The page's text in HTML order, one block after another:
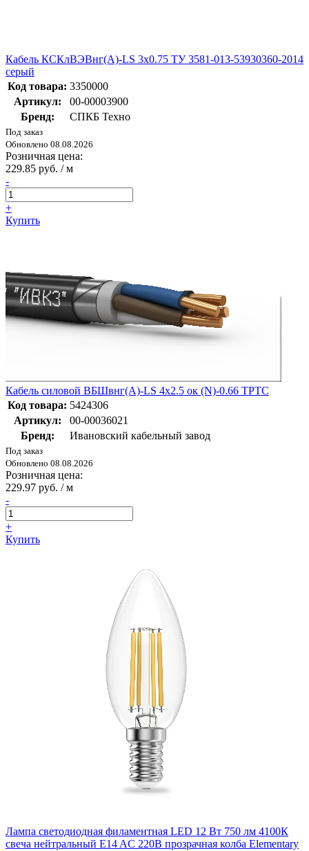
Кабель КСКлВЭВнг(A)-LS 3x0.75 ТУ 3581-013-53930360-2014
серый
Код товара: 3350000
Артикул:
00-00003900
Бренд:
СПКБ Техно
Под заказ
Обновлено 08.08.2026
Розничная цена:
229.85 руб. / м
-
+
Купить
Кабель силовой ВБШвнг(А)-LS 4х2.5 ок (N)-0.66 ТРТС
Код товара: 5424306
Артикул:
00-00036021
Бренд:
Ивановский кабельный завод
Под заказ
Обновлено 08.08.2026
Розничная цена:
229.97 руб. / м
-
+
Купить
Лампа светодиодная филаментная LED 12 Вт 750 лм 4100К
свеча нейтральный E14 AC 220В прозрачная колба Elementary